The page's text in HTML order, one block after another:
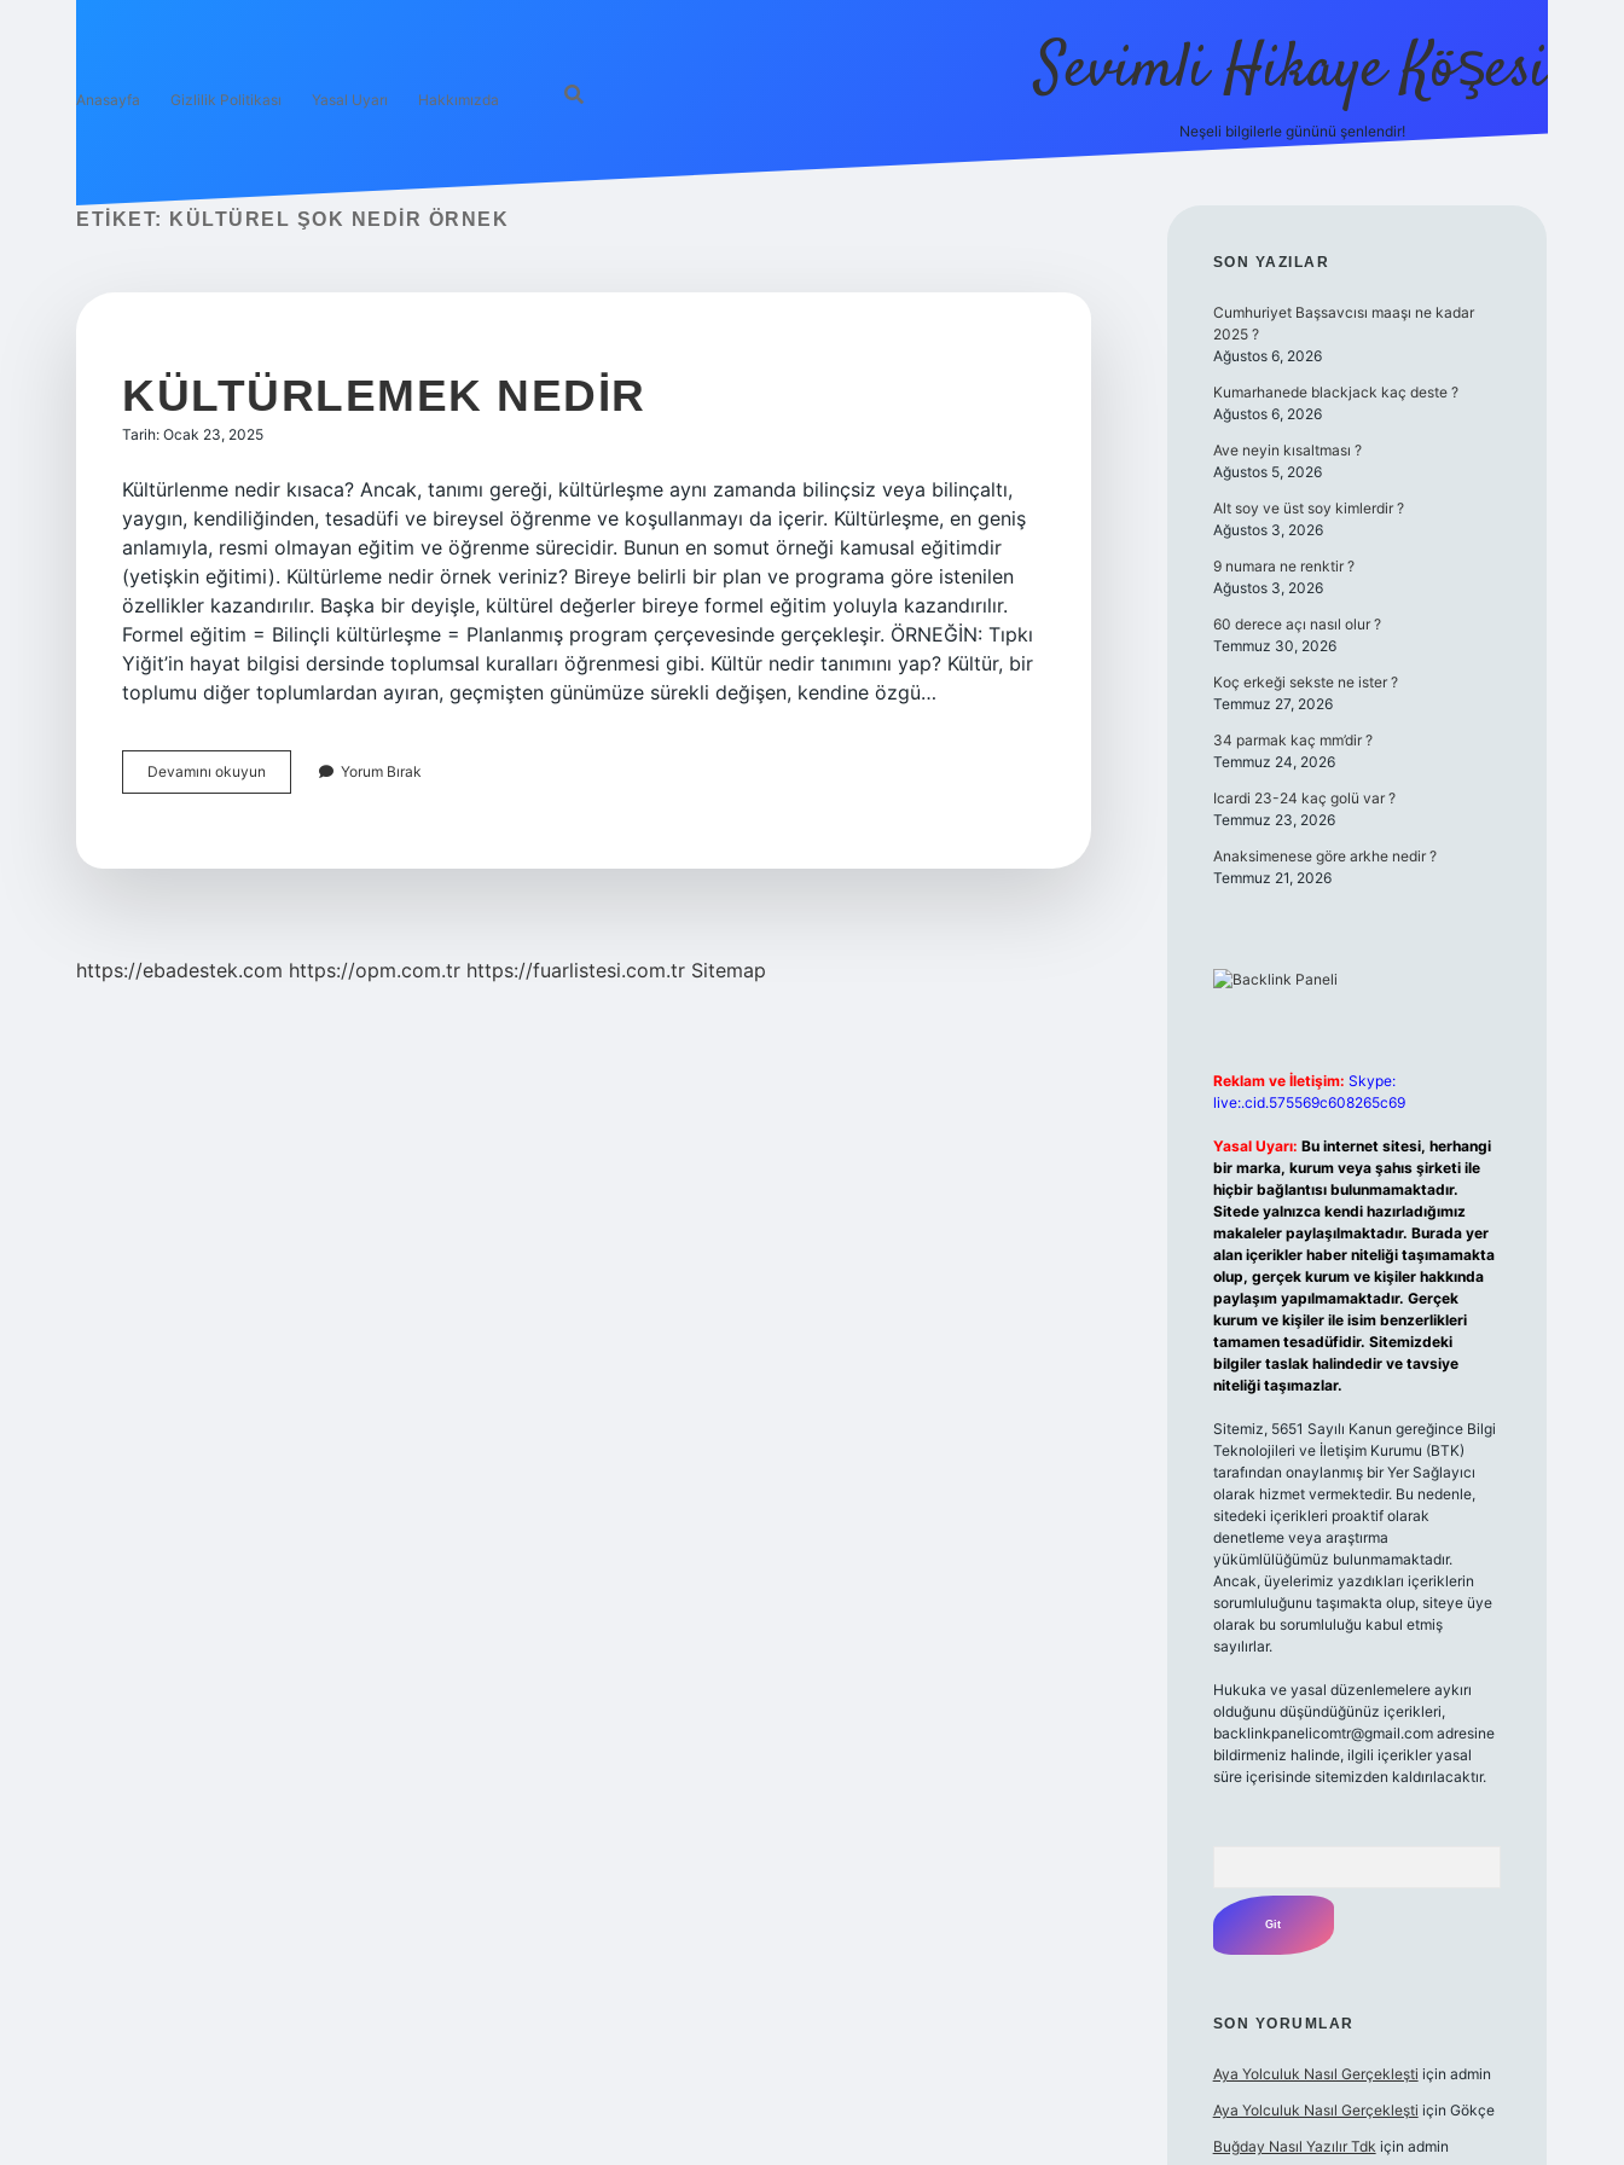
Anasayfa Gizlilik Politikası Yasal Uyarı Hakkımızda Sevimli Hikaye Köşesi
Neşeli bilgilerle gününü şenlendir!
ETIKET: KÜLTÜREL ŞOK NEDIR ÖRNEK
KÜLTÜRLEMEK NEDIR
Tarih: Ocak 23, 2025
Kültürlenme nedir kısaca? Ancak, tanımı gereği, kültürleşme aynı zamanda bilinçsiz veya bilinçaltı,
yaygın, kendiliğinden, tesadüfi ve bireysel öğrenme ve koşullanmayı da içerir. Kültürleşme, en geniş
anlamıyla, resmi olmayan eğitim ve öğrenme sürecidir. Bunun en somut örneği kamusal eğitimdir
(yetişkin eğitimi). Kültürleme nedir örnek veriniz? Bireye belirli bir plan ve programa göre istenilen
özellikler kazandırılır. Başka bir deyişle, kültürel değerler bireye formel eğitim yoluyla kazandırılır.
Formel eğitim = Bilinçli kültürleşme = Planlanmış program çerçevesinde gerçekleşir. ÖRNEĞİN: Tıpkı
Yiğit’in hayat bilgisi dersinde toplumsal kuralları öğrenmesi gibi. Kültür nedir tanımını yap? Kültür, bir
toplumu diğer toplumlardan ayıran, geçmişten günümüze sürekli değişen, kendine özgü…
Devamını okuyun Kültürlemek
Nedir
Yorum Bırak
https://ebadestek.com https://opm.com.tr https://fuarlistesi.com.tr Sitemap
SIDEBAR
SON YAZILAR
Cumhuriyet Başsavcısı maaşı ne kadar
2025 ?
Ağustos 6, 2026
Kumarhanede blackjack kaç deste ?
Ağustos 6, 2026
Ave neyin kısaltması ?
Ağustos 5, 2026
Alt soy ve üst soy kimlerdir ?
Ağustos 3, 2026
9 numara ne renktir ?
Ağustos 3, 2026
60 derece açı nasıl olur ?
Temmuz 30, 2026
Koç erkeği sekste ne ister ?
Temmuz 27, 2026
34 parmak kaç mm’dir ?
Temmuz 24, 2026
Icardi 23-24 kaç golü var ?
Temmuz 23, 2026
Anaksimenese göre arkhe nedir ?
Temmuz 21, 2026
Reklam ve İletişim: Skype:
live:.cid.575569c608265c69
Yasal Uyarı: Bu internet sitesi, herhangi
bir marka, kurum veya şahıs şirketi ile
hiçbir bağlantısı bulunmamaktadır.
Sitede yalnızca kendi hazırladığımız
makaleler paylaşılmaktadır. Burada yer
alan içerikler haber niteliği taşımamakta
olup, gerçek kurum ve kişiler hakkında
paylaşım yapılmamaktadır. Gerçek
kurum ve kişiler ile isim benzerlikleri
tamamen tesadüfidir. Sitemizdeki
bilgiler taslak halindedir ve tavsiye
niteliği taşımazlar.
Sitemiz, 5651 Sayılı Kanun gereğince Bilgi
Teknolojileri ve İletişim Kurumu (BTK)
tarafından onaylanmış bir Yer Sağlayıcı
olarak hizmet vermektedir. Bu nedenle,
sitedeki içerikleri proaktif olarak
denetleme veya araştırma
yükümlülüğümüz bulunmamaktadır.
Ancak, üyelerimiz yazdıkları içeriklerin
sorumluluğunu taşımakta olup, siteye üye
olarak bu sorumluluğu kabul etmiş
sayılırlar.
Hukuka ve yasal düzenlemelere aykırı
olduğunu düşündüğünüz içerikleri,
backlinkpanelicomtr@gmail.com adresine
bildirmeniz halinde, ilgili içerikler yasal
süre içerisinde sitemizden kaldırılacaktır.
SON YORUMLAR
Aya Yolculuk Nasıl Gerçekleşti için admin
Aya Yolculuk Nasıl Gerçekleşti için Gökçe
Buğday Nasıl Yazılır Tdk için admin